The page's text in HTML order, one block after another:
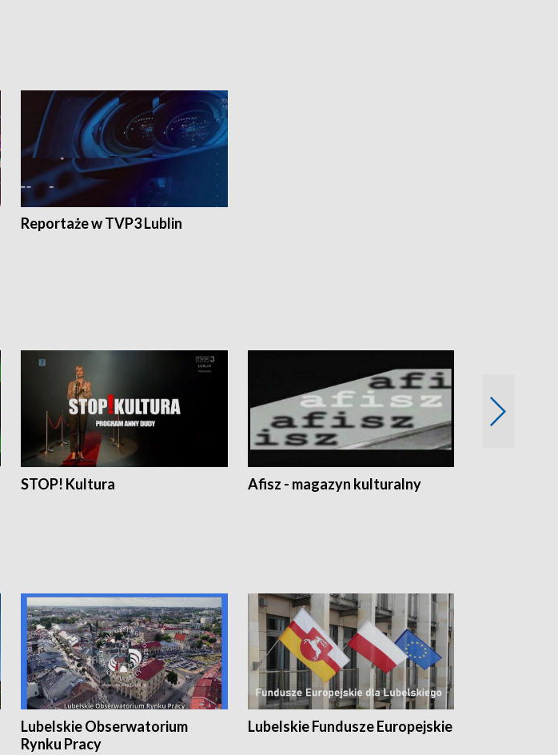
Reportaże w TVP3 Lublin
STOP! Kultura Afisz - magazyn kulturalny
Lubelskie Obserwatorium
Rynku Pracy
Lubelskie Fundusze Europejskie